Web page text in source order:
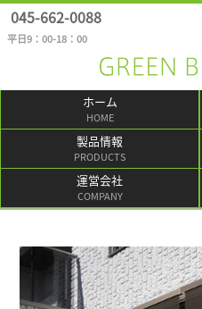
045-662-0088
平日9：00-18：00
ホーム
HOME
製品情報
PRODUCTS
運営会社
COMPANY